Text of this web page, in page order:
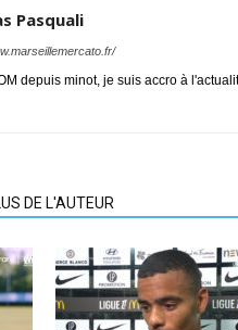
Pasquali
depuis minot, je suis accro à
DE L'AUTEUR